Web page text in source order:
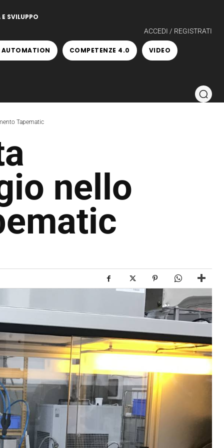
E SVILUPPO
ACCEDI / REGISTRATI
AUTOMATION COMPETENZE 4.0 VIDEO
Tapematic
nello